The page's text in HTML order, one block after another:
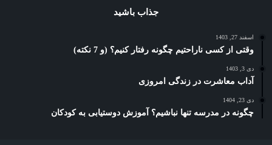
جذاب باشید
اسفند 27, 1403
وقتی از کسی ناراحتیم چگونه رفتار کنیم؟ (و 7 نکته)
دی 3, 1403
آداب معاشرت در زندگی امروزی
دی 23, 1404
چگونه در مدرسه تنها نباشیم؟ آموزش دوستیابی به کودکان